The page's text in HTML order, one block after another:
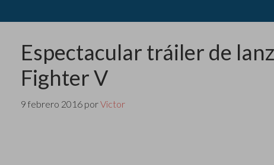
Espectacular tráiler de
Fighter V
9 febrero 2016 porVictor